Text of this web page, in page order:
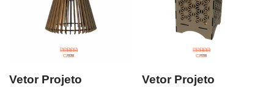
Vetor Projeto
Vetor Projeto